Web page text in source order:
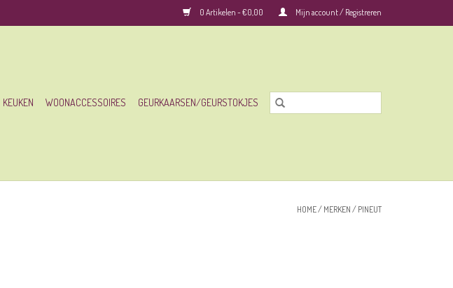
0 Artikelen - €0,00 Mijn account / Registreren
KEUKEN WOONACCESSOIRES GEURKAARSEN/GEURSTOKJES
HOME/ MERKEN / PINEUT